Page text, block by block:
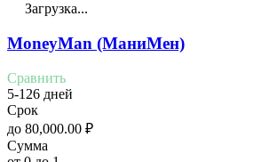
Загрузка...
MoneyMan (МаниМен)
Сравнить
5-126 дней
Срок
до 80,000.00 ₽
Сумма